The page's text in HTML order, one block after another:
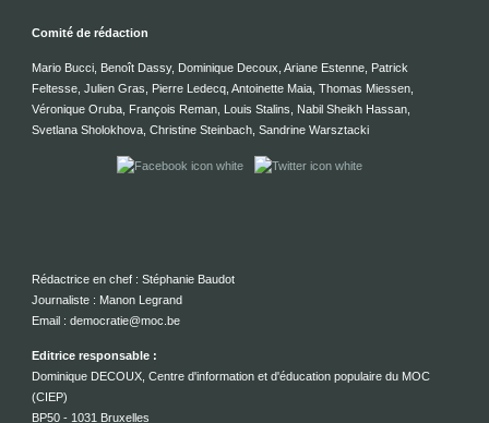
Comité de rédaction
Mario Bucci, Benoît Dassy, Dominique Decoux, Ariane Estenne, Patrick
Feltesse, Julien Gras, Pierre Ledecq, Antoinette Maia, Thomas Miessen,
Véronique Oruba, François Reman, Louis Stalins, Nabil Sheikh Hassan,
Svetlana Sholokhova, Christine Steinbach, Sandrine Warsztacki
Rédactrice en chef : Stéphanie Baudot
Journaliste : Manon Legrand
Email : democratie@moc.be
Editrice responsable :
Dominique DECOUX, Centre d'information et d'éducation populaire du MOC
(CIEP)
BP50 - 1031 Bruxelles